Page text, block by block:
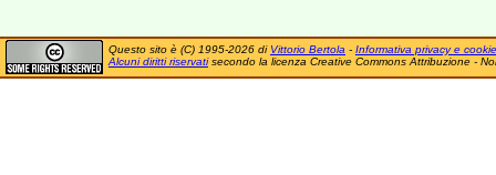
Questo sito è (C) 1995-2026 di Vittorio Bertola - Informativa privacy e cookie
Alcuni diritti riservatisecondo la licenza Creative Commons Attribuzione -